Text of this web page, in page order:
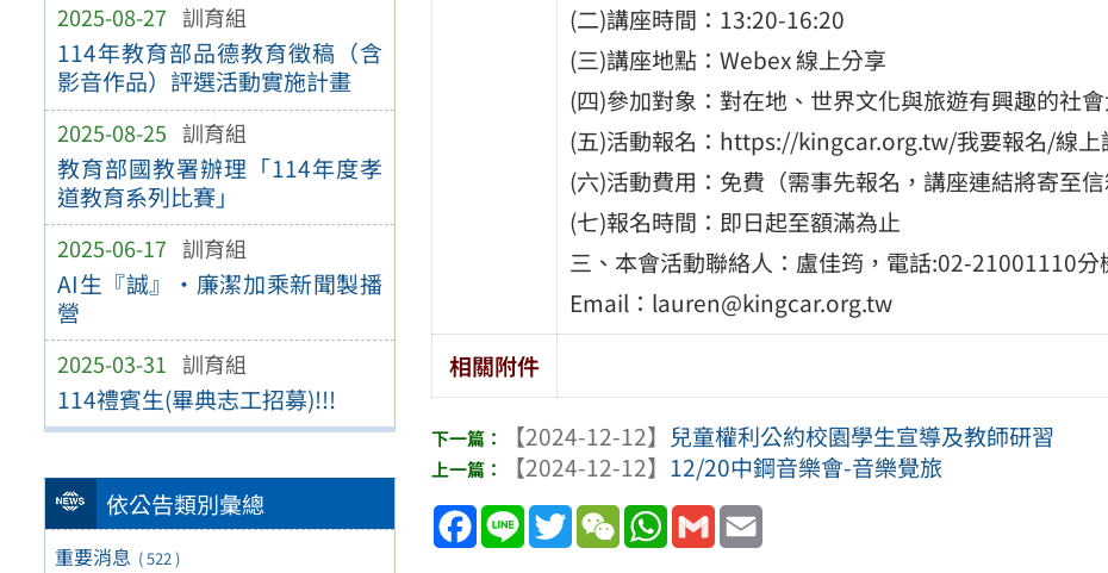
2025-08-27 訓育組
114年教育部品德教育徵稿（含
影音作品）評選活動實施計畫
2025-08-25 訓育組
教育部國教署辦理「114年度孝
道教育系列比賽」
2025-06-17 訓育組
AI生『誠』•廉潔加乘新聞製播
營
2025-03-31 訓育組
114禮賓生(畢典志工招募)!!!
依公告類別彙總
重要消息 ( 522 )
(二)講座時間：13:20-16:20
(三)講座地點：Webex 線上分享
(四)參加對象：對在地、世界文化與旅遊有興趣的社
(五)活動報名：https://kingcar.org.tw/我要報名/線上
(六)活動費用：免費（需事先報名，講座連結將寄至信
(七)報名時間：即日起至額滿為止
三、本會活動聯絡人：盧佳筠，電話:02-21001110分
Email：lauren@kingcar.org.tw
相關附件
【2024-12-12】 兒童權利公約校園學生宣導及教師研習
【2024-12-12】 12/20中鋼音樂會-音樂覺旅
Facebook
Line TwitterWeChatWhatsApp
Gmail